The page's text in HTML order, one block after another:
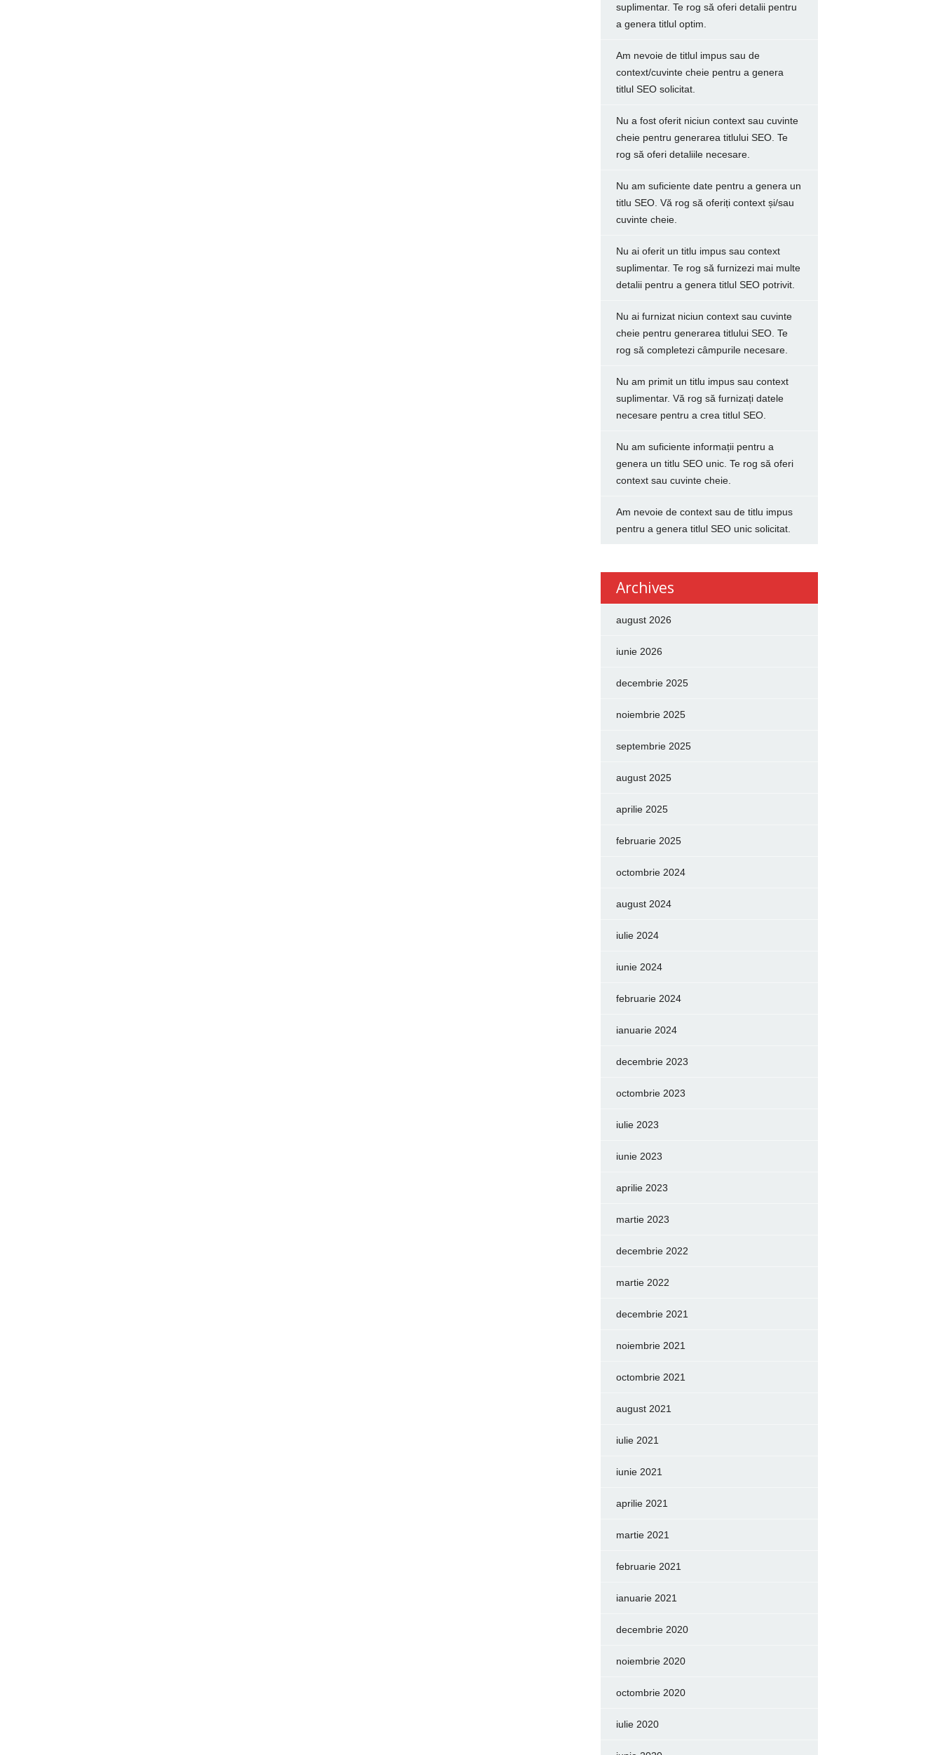
suplimentar. Te rog să oferi detalii pentru
a genera titlul optim.
Am nevoie de titlul impus sau de
context/cuvinte cheie pentru a genera
titlul SEO solicitat.
Nu a fost oferit niciun context sau cuvinte
cheie pentru generarea titlului SEO. Te
rog să oferi detaliile necesare.
Nu am suficiente date pentru a genera un
titlu SEO. Vă rog să oferiți context și/sau
cuvinte cheie.
Nu ai oferit un titlu impus sau context
suplimentar. Te rog să furnizezi mai multe
detalii pentru a genera titlul SEO potrivit.
Nu ai furnizat niciun context sau cuvinte
cheie pentru generarea titlului SEO. Te
rog să completezi câmpurile necesare.
Nu am primit un titlu impus sau context
suplimentar. Vă rog să furnizați datele
necesare pentru a crea titlul SEO.
Nu am suficiente informații pentru a
genera un titlu SEO unic. Te rog să oferi
context sau cuvinte cheie.
Am nevoie de context sau de titlu impus
pentru a genera titlul SEO unic solicitat.
Archives
august 2026
iunie 2026
decembrie 2025
noiembrie 2025
septembrie 2025
august 2025
aprilie 2025
februarie 2025
octombrie 2024
august 2024
iulie 2024
iunie 2024
februarie 2024
ianuarie 2024
decembrie 2023
octombrie 2023
iulie 2023
iunie 2023
aprilie 2023
martie 2023
decembrie 2022
martie 2022
decembrie 2021
noiembrie 2021
octombrie 2021
august 2021
iulie 2021
iunie 2021
aprilie 2021
martie 2021
februarie 2021
ianuarie 2021
decembrie 2020
noiembrie 2020
octombrie 2020
iulie 2020